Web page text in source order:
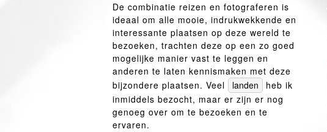
De combinatie reizen en fotograferen is
ideaal om alle mooie, indrukwekkende en
interessante plaatsen op deze wereld te
bezoeken, trachten deze op een zo goed
mogelijke manier vast te leggen en
anderen te laten kennismaken met deze
bijzondere plaatsen. Veel
heb ik
inmiddels bezocht, maar er zijn er nog
genoeg over om te bezoeken en te
ervaren.